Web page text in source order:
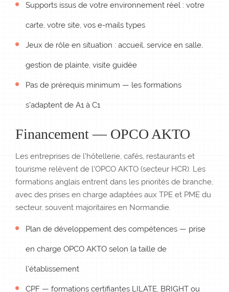
Supports issus de votre environnement réel : votre
carte, votre site, vos e-mails types
Jeux de rôle en situation : accueil, service en salle,
gestion de plainte, visite guidée
Pas de prérequis minimum — les formations
s’adaptent de A1 à C1
Financement — OPCO AKTO
Les entreprises de l’hôtellerie, cafés, restaurants et
tourisme relèvent de l’OPCO AKTO (secteur HCR). Les
formations anglais entrent dans les priorités de branche,
avec des prises en charge adaptées aux TPE et PME du
secteur, souvent majoritaires en Normandie.
Plan de développement des compétences — prise
en charge OPCO AKTO selon la taille de
l’établissement
CPF — formations certifiantes LILATE, BRIGHT ou